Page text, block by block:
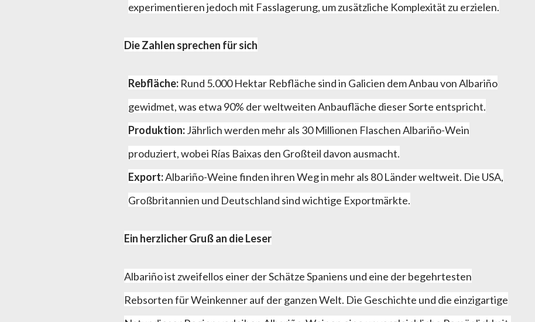
experimentieren jedoch mit Fasslagerung, um zusätzliche Komplexität zu erzielen.
Die Zahlen sprechen für sich
Rebfläche: Rund 5.000 Hektar Rebfläche sind in Galicien dem Anbau von Albariño
gewidmet, was etwa 90% der weltweiten Anbaufläche dieser Sorte entspricht.
Produktion:Jährlich werden mehr als 30 Millionen Flaschen Albariño-Wein
produziert, wobei Rías Baixas den Großteil davon ausmacht.
Export:Albariño-Weine finden ihren Weg in mehr als 80 Länder weltweit. Die USA,
Großbritannien und Deutschland sind wichtige Exportmärkte.
Ein herzlicher Gruß an die Leser
Albariño ist zweifellos einer der Schätze Spaniens und eine der begehrtesten
Rebsorten für Weinkenner auf der ganzen Welt. Die Geschichte und die einzigartige